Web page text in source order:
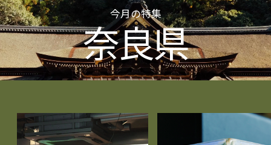
今月の特集
奈良県